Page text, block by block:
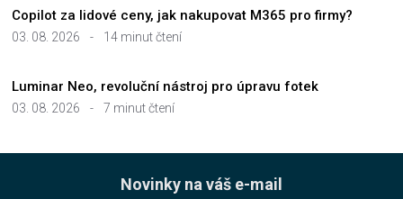
03. 08. 2026 - 14 minut čtení
Copilot za lidové ceny, jak nakupovat M365 pro firmy?
03. 08. 2026 - 7 minut čtení
Luminar Neo, revoluční nástroj pro úpravu fotek
Novinky na váš e-mail